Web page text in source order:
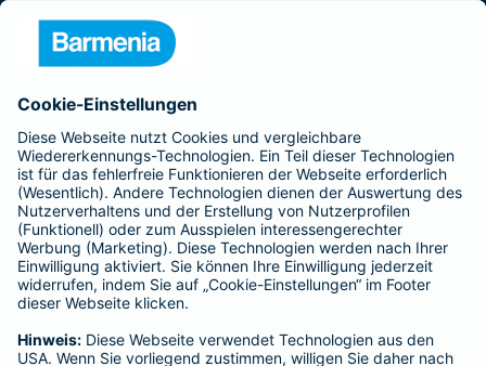
Presse
Barmenia ist Teil der BarmeniaGothaer
BELIEBTE SEITEN
Kranken-Zusatzversicherung
Tierversicherungen
Haftpflichtversicherung
Hausratversicherung
Adresse ändern